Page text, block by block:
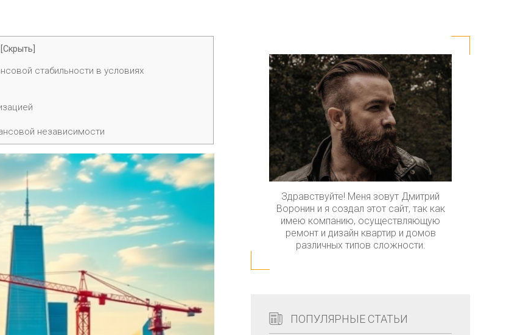
Скрыть
стабильности в условиях
независимости
Здравствуйте! Меня зовут Дмитрий
Воронин и я создал этот сайт, так как
имею компанию, осуществляющую
ремонт и дизайн квартир и домов
различных типов сложности.
ПОПУЛЯРНЫЕ СТАТЬИ